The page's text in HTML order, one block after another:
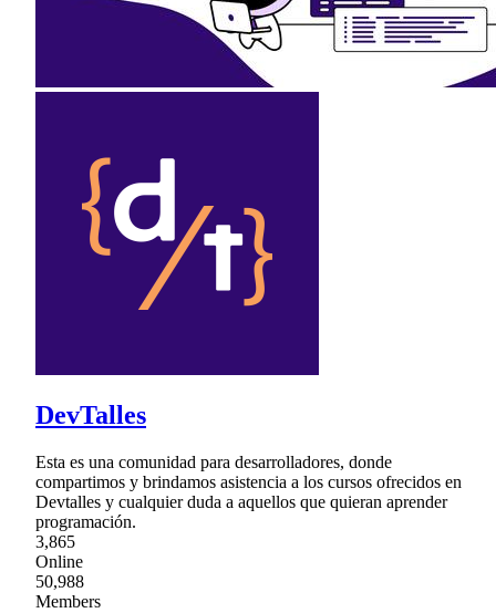
DevTalles
Esta es una comunidad para desarrolladores, donde
compartimos y brindamos asistencia a los cursos ofrecidos en
Devtalles y cualquier duda a aquellos que quieran aprender
programación.
3,865
Online
50,988
Members